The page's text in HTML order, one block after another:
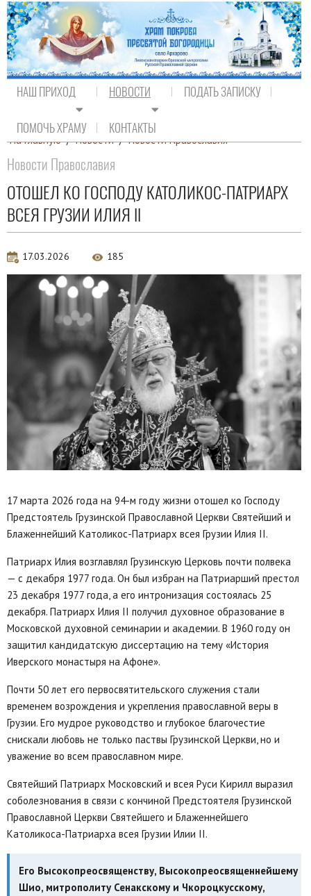
НАШ ПРИХОД НОВОСТИ ПОДАТЬ ЗАПИСКУ
ПОМОЧЬ ХРАМУ КОНТАКТЫ
На главную / Новости / Новости Православия
Новости Православия
ОТОШЕЛ КО ГОСПОДУ КАТОЛИКОС-ПАТРИАРХ
ВСЕЯ ГРУЗИИ ИЛИЯ II
17.03.2026 185
17 марта 2026 года на 94-м году жизни отошел ко Господу
Предстоятель Грузинской Православной Церкви Святейший и
Блаженнейший Католикос-Патриарх всея Грузии Илия II.
Патриарх Илия возглавлял Грузинскую Церковь почти полвека
— с декабря 1977 года. Он был избран на Патриарший престол
23 декабря 1977 года, а его интронизация состоялась 25
декабря. Патриарх Илия II получил духовное образование в
Московской духовной семинарии и академии. В 1960 году он
защитил кандидатскую диссертацию на тему «История
Иверского монастыря на Афоне».
Почти 50 лет его первосвятительского служения стали
временем возрождения и укрепления православной веры в
Грузии. Его мудрое руководство и глубокое благочестие
снискали любовь не только паствы Грузинской Церкви, но и
уважение во всем православном мире.
Святейший Патриарх Московский и всея Руси Кирилл выразил
соболезнования в связи с кончиной Предстоятеля Грузинской
Православной Церкви Святейшего и Блаженнейшего
Католикоса-Патриарха всея Грузии Илии II.
Его Высокопреосвященству, Высокопреосвященнейшему
Шио, митрополиту Сенакскому и Чкороцкусскому,